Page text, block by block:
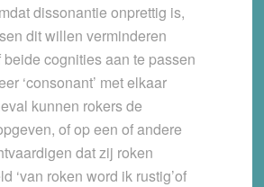
dissonantie onprettig is,
dit willen verminderen
beide cognities aan te passen
‘consonant’ met elkaar
kunnen rokers de
of op een of andere
dat zij roken
‘van roken word ik rustig’of